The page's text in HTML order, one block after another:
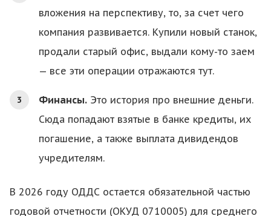
вложения на перспективу, то, за счет чего
компания развивается. Купили новый станок,
продали старый офис, выдали кому-то заем
— все эти операции отражаются тут.
Финансы. Это история про внешние деньги.
Сюда попадают взятые в банке кредиты, их
погашение, а также выплата дивидендов
учредителям.
В 2026 году ОДДС остается обязательной частью
годовой отчетности (ОКУД 0710005) для среднего